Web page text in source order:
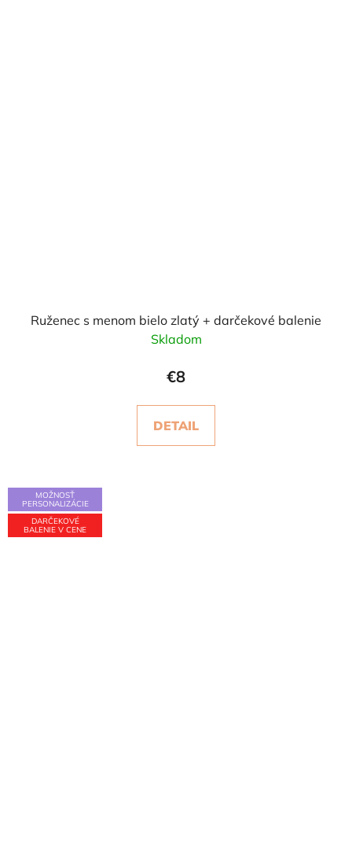
Ruženec s menom bielo zlatý + darčekové balenie
Skladom
€8
DETAIL
MOŽNOSŤ
PERSONALIZÁCIE
DARČEKOVÉ
BALENIE V CENE